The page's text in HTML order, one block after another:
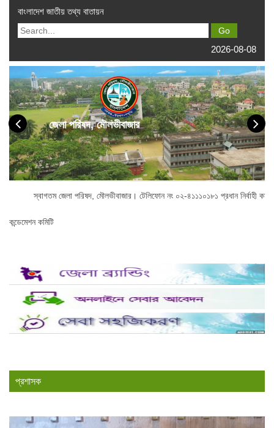
বাংলাদেশ জাতীয় তথ্য বাতায়ন
2026-08-08
জেলা পরিষদ, মৌলভীবাজার
স্বাগতম জেলা পরিষদ, মৌলভীবাজার। টেলিফোন নং ০২-৪১১১০১৮১ প্রধান নির্বাহী
কন্ডেমেশন কমিটি
প্রশাসক